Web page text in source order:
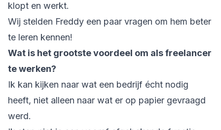
klopt en werkt.
Wij stelden Freddy een paar vragen om hem beter
te leren kennen!
Wat is het grootste voordeel om als freelancer
te werken?
Ik kan kijken naar wat een bedrijf écht nodig
heeft, niet alleen naar wat er op papier gevraagd
werd.